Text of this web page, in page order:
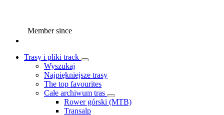
Member since
Trasy i pliki track
Wyszukaj
Najpiękniejsze trasy
The top favourites
Całe archiwum tras
Rower górski (MTB)
Transalp